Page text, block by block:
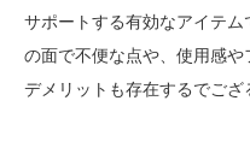
サポートする有効なアイテ
の面で不便な点や、使用感や
デメリットも存在するでござ